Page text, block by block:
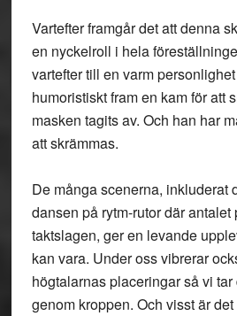
Vartefter framgår det att denna
en nyckelroll i hela
vartefter till en varm
humoristiskt fram en kam för att
masken tagits av. Och han har
att skrämmas.
De många scenerna, inkluderat
dansen på rytm-rutor där antalet
taktslagen, ger en levande
kan vara. Under oss vibrerar
högtalarnas placeringar så vi
genom kroppen. Och visst är